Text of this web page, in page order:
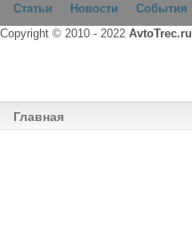
Статьи Новости События
Copyright © 2010 - 2022 AvtoTrec.ru
Главная